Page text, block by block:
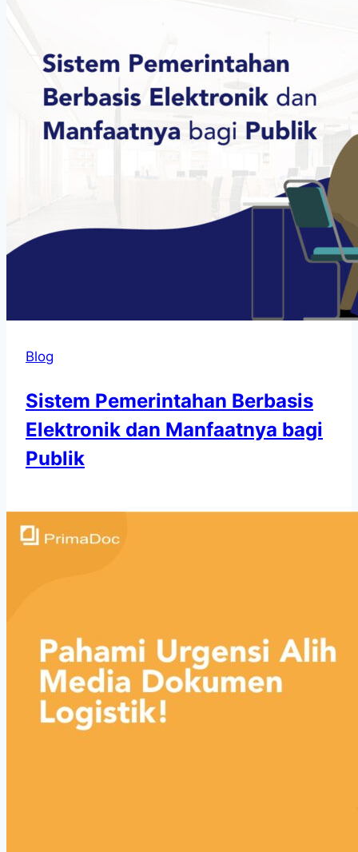
Blog
Sistem Pemerintahan Berbasis
Elektronik dan Manfaatnya bagi
Publik